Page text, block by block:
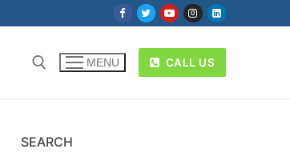
MENU CALL US
SEARCH